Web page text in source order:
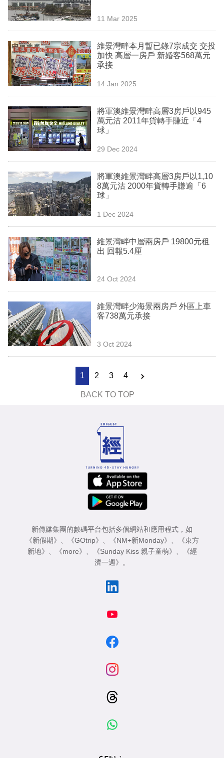
事
欄
訂
閱
區
11 Mar 2025
維景灣畔本月暫已錄7宗成交 交投
加快 高層一房戶 新婚客568萬元
承接
14 Jan 2025
將軍澳維景灣畔高層3房戶以945
萬元沽 2011年貨轉手賺近「4
球」
29 Dec 2024
將軍澳維景灣畔高層3房戶以1,10
8萬元沽 2000年貨轉手賺逾「6
球」
1 Dec 2024
維景灣畔中層兩房戶 19800元租
出 回報5.4厘
24 Oct 2024
維景灣畔少海景兩房戶 外區上車
客738萬元承接
3 Oct 2024
1 2 3 4
BACK TO TOP
新傳媒集團的數碼平台包括多個網站和應用程式，如
《新假期》 、 《GOtrip》 、 《NM+新Monday》 、
《東方
新地》 、 《more》 、 《Sunday Kiss 親子童萌》 、
《經
濟一週》 。